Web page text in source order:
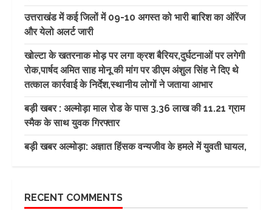
उत्तराखंड में कई जिलों में 09-10 अगस्त को भारी बारिश का ऑरेंज
और येलो अलर्ट जारी
खोल्टा के खतरनाक मोड़ पर लगा क्रश बैरियर,दुर्घटनाओं पर लगेगी
रोक,पार्षद अमित साह मोनू की मांग पर डीएम अंशुल सिंह ने दिए थे
तत्काल कार्रवाई के निर्देश,स्थानीय लोगों ने जताया आभार
बड़ी खबर : अल्मोड़ा माल रोड के पास 3.36 लाख की 11.21 ग्राम
स्मैक के साथ युवक गिरफ्तार
बड़ी खबर अल्मोड़ा: अज्ञात हिंसक वन्यजीव के हमले में युवती घायल,
RECENT COMMENTS